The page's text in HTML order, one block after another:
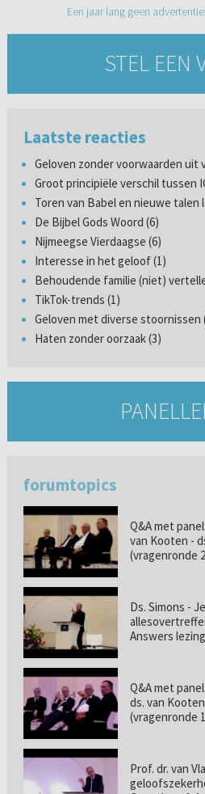
Een jaar lang geen
STEL EEN
Laatste reacties
Geloven zonder voorwaarden uit
Groot principiële verschil tussen
Toren van Babel en nieuwe talen
De Bijbel Gods Woord (6)
Nijmeegse Vierdaagse (6)
Interesse in het geloof (1)
Behoudende familie (niet)
TikTok-trends (1)
Geloven met diverse stoornissen
Haten zonder oorzaak (3)
forumtopics
Q&A met
van Kooten -
(vragenronde
Ds. Simons -
Answers
Q&A met
ds. van
(vragenronde
Prof. dr. van